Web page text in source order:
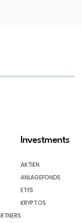
Investments
AKTIEN
ANLAGEFONDS
ETFS
KRYPTOS